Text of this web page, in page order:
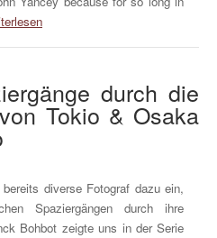
durch die
Tokio & Osaka
diverse Fotograf dazu ein,
Spaziergängen durch ihre
Bohbot zeigte uns in der Serie